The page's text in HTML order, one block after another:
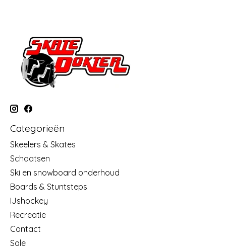
Categorieën
Skeelers & Skates
Schaatsen
Ski en snowboard onderhoud
Boards & Stuntsteps
IJshockey
Recreatie
Contact
Sale